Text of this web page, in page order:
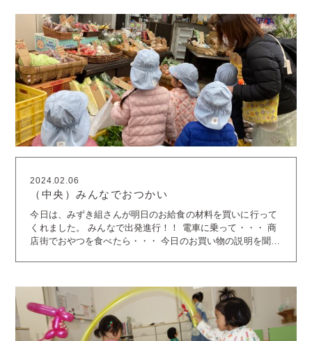
てみました(*^-^*) 一緒に手の包丁でトントントンと切ってい
く可愛い子供たち。 リンゴの種を触ったり、嗅いだ
り・・・。 そして、長く長く剥かれた皮はまさに手品のそ
れ。 「たべたぁい！」 と、リンゴの皮も大人気！ぺろりと
完食です♪ 今日も楽しいことたくさん見つけることが出来ま
した。 明日も元気いっぱい笑顔いっぱいの登園をお待ちして
おります。
2024.02.06
（中央）みんなでおつかい
今日は、みずき組さんが明日のお給食の材料を買いに行って
くれました。 みんなで出発進行！！ 電車に乗って・・・ 商
店街でおやつを食べたら・・・ 今日のお買い物の説明を聞い
て、お金を払ってお買い物完了
『八百花まつにし』さん、
ご協力ありがとうございました
た。 電車や野菜など、いろいろなものに興味津々な子どもた
ち・・・ いろんな刺激を受けたことと思います
お家の人